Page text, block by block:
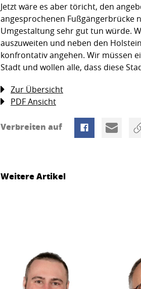
Jetzt wäre es aber töricht, den
angesprochenen Fußgängerbrücke
Umgestaltung sehr gut tun würde.
auszuweiten und neben den
konfrontativ angehen. Wir müssen
Stadt und wollen alle, dass diese
Zur Übersicht
PDF Ansicht
Verbreiten auf
Weitere Artikel